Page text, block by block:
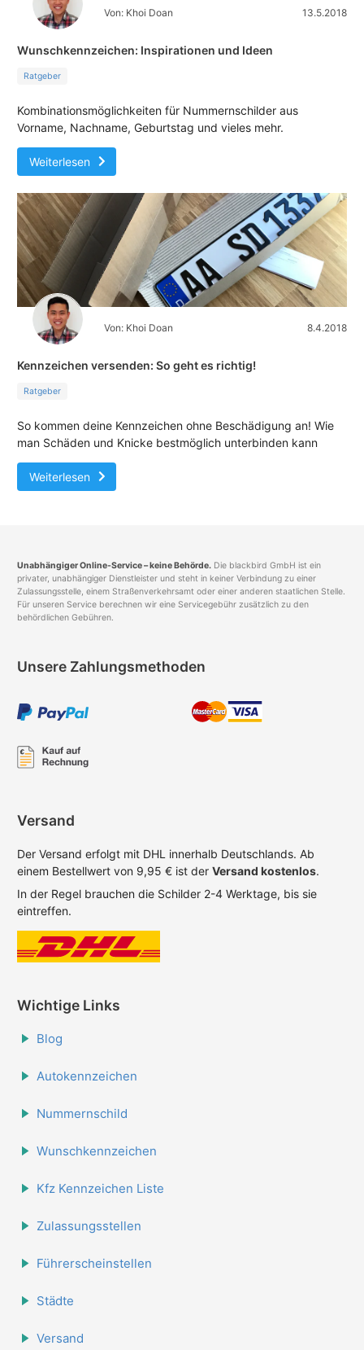
Von: Khoi Doan 13.5.2018
Wunschkennzeichen: Inspirationen und Ideen
Ratgeber
Kombinationsmöglichkeiten für Nummernschilder aus
Vorname, Nachname, Geburtstag und vieles mehr.
Weiterlesen
Von: Khoi Doan 8.4.2018
Kennzeichen versenden: So geht es richtig!
Ratgeber
So kommen deine Kennzeichen ohne Beschädigung an! Wie
man Schäden und Knicke bestmöglich unterbinden kann
Weiterlesen
Unabhängiger Online-Service – keine Behörde. Die blackbird GmbH ist ein
privater, unabhängiger Dienstleister und steht in keiner Verbindung zu einer
Zulassungsstelle, einem Straßenverkehrsamt oder einer anderen staatlichen Stelle.
Für unseren Service berechnen wir eine Servicegebühr zusätzlich zu den
behördlichen Gebühren.
Unsere Zahlungsmethoden
Versand
Der Versand erfolgt mit DHL innerhalb Deutschlands. Ab
einem Bestellwert von 9,95 € ist der Versand kostenlos.
In der Regel brauchen die Schilder 2-4 Werktage, bis sie
eintreffen.
Wichtige Links
Blog
Autokennzeichen
Nummernschild
Wunschkennzeichen
Kfz Kennzeichen Liste
Zulassungsstellen
Führerscheinstellen
Städte
Versand